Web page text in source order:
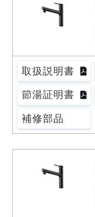
取扱説明書
節湯証明書
補修部品